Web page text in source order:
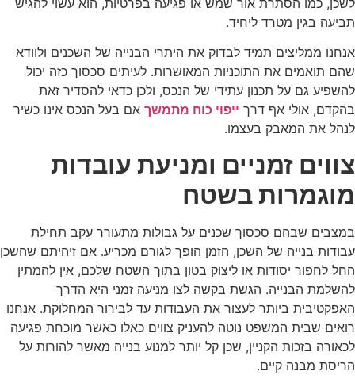
תביעה בגין מטרד ליחיד.
אנחנו ממליצים תמיד לבדוק את היתרי הבנייה של השכנים ולוודא
שהם תואמים את התוכניות המאושרות. לעיתים סכסוך כזה יכול
להשפיע גם על תכנון עתידי של הנכס, ולכן כדאי להסדיר זאת
בהקדם, אולי אף דרך ייפוי כוח מתמשך אם בעל הנכס אינו כשיר
לנהל את המאבק בעצמו.
צווים זמניים ומניעת עובדות
מוגמרות בשטח
במצבים שבהם סכסוך שכנים על גבולות מתעורר עקב תחילת
עבודות בנייה של השכן, הזמן הופך לגורם מכריע. אם זיהיתם שהשכן
החל לחפור יסודות או ליצוק בטון בתוך השטח שלכם, אין להמתין
להשלמת הבנייה. הגשת בקשה לצו מניעה זמני היא הדרך
האפקטיבית ביותר לעצור את העבודות עד לבירור המחלוקת. אנחנו
רואים שבית המשפט נוטה להעניק צווים כאלו כאשר מוכחת פגיעה
לכאורה בזכות הקניין, שכן קל יותר למנוע בנייה מאשר להורות על
הריסת מבנה קיים.